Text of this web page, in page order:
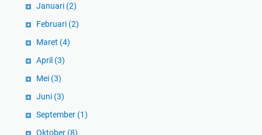
Januari (2)
Februari (2)
Maret (4)
April (3)
Mei (3)
Juni (3)
September (1)
Oktober (8)